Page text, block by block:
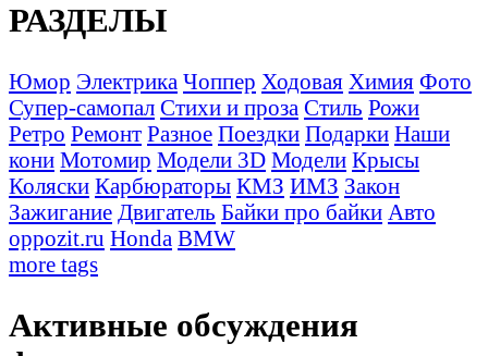
РАЗДЕЛЫ
Юмор Электрика Чоппер Ходовая Химия Фото
Супер-самопал Стихи и проза Стиль Рожи
Ретро Ремонт Разное Поездки Подарки Наши
кони Мотомир Модели 3D Модели Крысы
Коляски Карбюраторы КМЗ ИМЗ Закон
Зажигание Двигатель Байки про байки Авто
oppozit.ru Honda BMW
more tags
Активные обсуждения